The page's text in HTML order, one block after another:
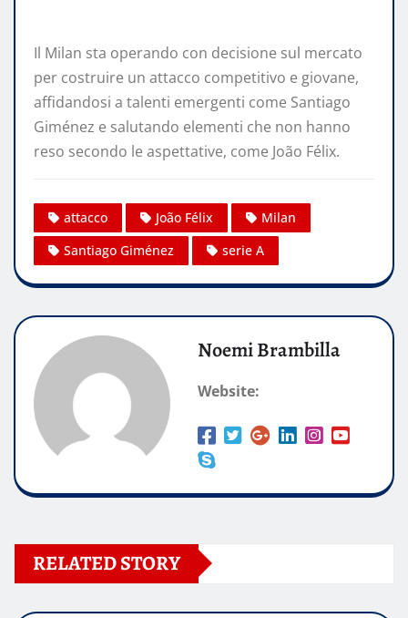
Il Milan sta operando con decisione sul mercato
per costruire un attacco competitivo e giovane,
affidandosi a talenti emergenti come Santiago
Giménez e salutando elementi che non hanno
reso secondo le aspettative, come João Félix.​
attacco João Félix
Milan
Santiago Giménez
serie A
Noemi Brambilla
Website:
RELATED STORY